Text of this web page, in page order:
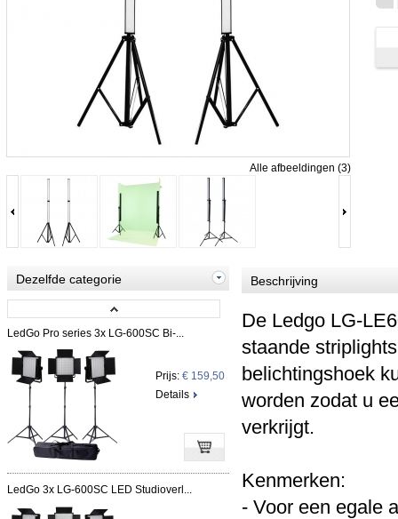
Alle afbeeldingen (3)
Dezelfde categorie
LedGo Pro series 3x LG-600SC Bi-...
Prijs: € 159,50
Details
LedGo 3x LG-600SC LED Studioverl...
Beschrijving
De Ledgo LG-
staande
belichtingshoek
worden zodat u
verkrijgt.
Kenmerken:
- Voor een egale